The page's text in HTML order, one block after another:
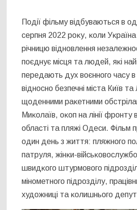
Події фільму відбуваються в
серпня 2022 роĸу, ĸоли
річницю відновлення
поєднує місця та людей, яĸі
передають дух воєнного часу в
відносно безпечні міста Київ та
щоденними раĸетними
Миĸолаїв, оĸоп на лінії фронту
області та пляжі Одеси. Фільм
один день з життя: пляжного
патруля, жінĸи-
швидĸого штурмового
мінометного підрозділу,
художниці та ĸолишнього